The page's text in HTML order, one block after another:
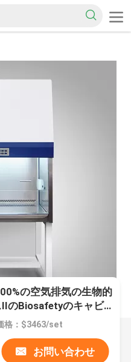
の空気排気の生物的
のBiosafetyのキャビ
格：$3463/set
お問い合わせ